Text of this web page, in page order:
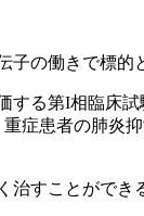
の働きで標的
る第I相臨床
症患者の肺炎
すことができ